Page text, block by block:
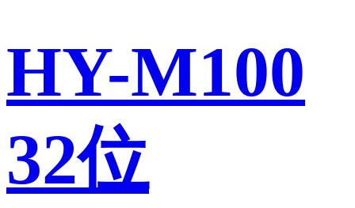
HY-M100
32位